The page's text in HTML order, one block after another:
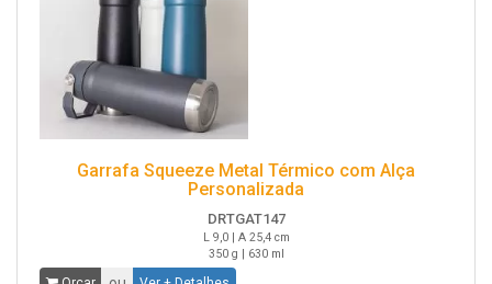
Garrafa Squeeze Metal Térmico com Alça
Personalizada
DRTGAT147
L 9,0 | A 25,4 cm
350 g | 630 ml